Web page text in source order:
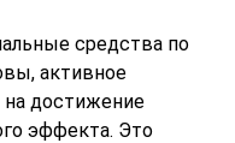
средства по
активное
на достижение
эффекта. Это